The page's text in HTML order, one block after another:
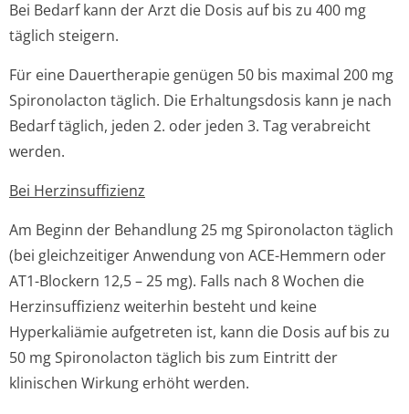
Bei Bedarf kann der Arzt die Dosis auf bis zu 400 mg
täglich steigern.
Für eine Dauertherapie genügen 50 bis maximal 200 mg
Spironolacton täglich. Die Erhaltungsdosis kann je nach
Bedarf täglich, jeden 2. oder jeden 3. Tag verabreicht
werden.
Bei Herzinsuffizienz
Am Beginn der Behandlung 25 mg Spironolacton täglich
(bei gleichzeitiger Anwendung von ACE-Hemmern oder
AT1-Blockern 12,5 – 25 mg). Falls nach 8 Wochen die
Herzinsuffizienz weiterhin besteht und keine
Hyperkaliämie aufgetreten ist, kann die Dosis auf bis zu
50 mg Spironolacton täglich bis zum Eintritt der
klinischen Wirkung erhöht werden.